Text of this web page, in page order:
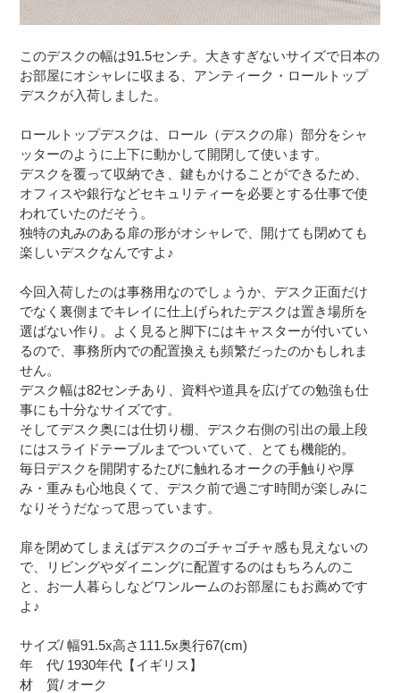
このデスクの幅は91.5センチ。大きすぎないサイズで日本の
お部屋にオシャレに収まる、アンティーク・ロールトップ
デスクが入荷しました。
ロールトップデスクは、ロール（デスクの扉）部分をシャ
ッターのように上下に動かして開閉して使います。
デスクを覆って収納でき、鍵もかけることができるため、
オフィスや銀行などセキュリティーを必要とする仕事で使
われていたのだそう。
独特の丸みのある扉の形がオシャレで、開けても閉めても
楽しいデスクなんですよ♪
今回入荷したのは事務用なのでしょうか、デスク正面だけ
でなく裏側までキレイに仕上げられたデスクは置き場所を
選ばない作り。よく見ると脚下にはキャスターが付いてい
るので、事務所内での配置換えも頻繁だったのかもしれま
せん。
デスク幅は82センチあり、資料や道具を広げての勉強も仕
事にも十分なサイズです。
そしてデスク奥には仕切り棚、デスク右側の引出の最上段
にはスライドテーブルまでついていて、とても機能的。
毎日デスクを開閉するたびに触れるオークの手触りや厚
み・重みも心地良くて、デスク前で過ごす時間が楽しみに
なりそうだなって思っています。
扉を閉めてしまえばデスクのゴチャゴチャ感も見えないの
で、リビングやダイニングに配置するのはもちろんのこ
と、お一人暮らしなどワンルームのお部屋にもお薦めです
よ♪
サイズ/ 幅91.5x高さ111.5x奥行67(cm)
年 代/ 1930年代【イギリス】
材 質/ オーク